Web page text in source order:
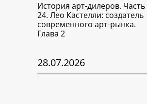
История арт-дилеров. Часть
24. Лео Кастелли: создатель
современного арт-рынка.
Глава 2
28.07.2026